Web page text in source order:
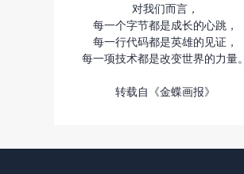
对我们而言，
每一个字节都是成长的心跳，
每一行代码都是英雄的见证，
每一项技术都是改变世界的力量。
转载自《金蝶画报》